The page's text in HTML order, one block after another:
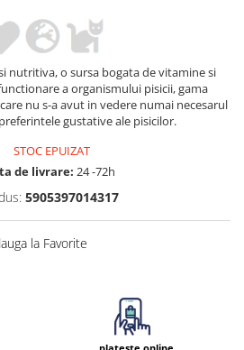
nutritiva, o sursa bogata de vitamine si
a organismului pisicii, gama
nu s-a avut in vedere numai necesarul
gustative ale pisicilor.
STOC EPUIZAT
de livrare: 24 -72h
5905397014317
la Favorite